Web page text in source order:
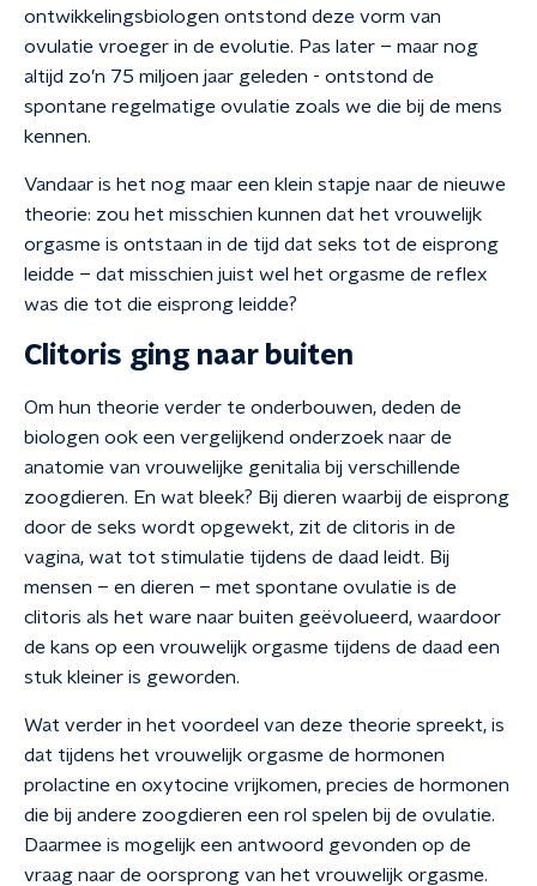
ontwikkelingsbiologen ontstond deze vorm van
ovulatie vroeger in de evolutie. Pas later – maar nog
altijd zo’n 75 miljoen jaar geleden - ontstond de
spontane regelmatige ovulatie zoals we die bij de mens
kennen.
Vandaar is het nog maar een klein stapje naar de nieuwe
theorie: zou het misschien kunnen dat het vrouwelijk
orgasme is ontstaan in de tijd dat seks tot de eisprong
leidde – dat misschien juist wel het orgasme de reflex
was die tot die eisprong leidde?
Clitoris ging naar buiten
Om hun theorie verder te onderbouwen, deden de
biologen ook een vergelijkend onderzoek naar de
anatomie van vrouwelijke genitalia bij verschillende
zoogdieren. En wat bleek? Bij dieren waarbij de eisprong
door de seks wordt opgewekt, zit de clitoris in de
vagina, wat tot stimulatie tijdens de daad leidt. Bij
mensen – en dieren – met spontane ovulatie is de
clitoris als het ware naar buiten geëvolueerd, waardoor
de kans op een vrouwelijk orgasme tijdens de daad een
stuk kleiner is geworden.
Wat verder in het voordeel van deze theorie spreekt, is
dat tijdens het vrouwelijk orgasme de hormonen
prolactine en oxytocine vrijkomen, precies de hormonen
die bij andere zoogdieren een rol spelen bij de ovulatie.
Daarmee is mogelijk een antwoord gevonden op de
vraag naar de oorsprong van het vrouwelijk orgasme.